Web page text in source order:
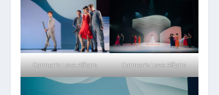
Carmen’s Love Affairs Carmen’s Love Affairs